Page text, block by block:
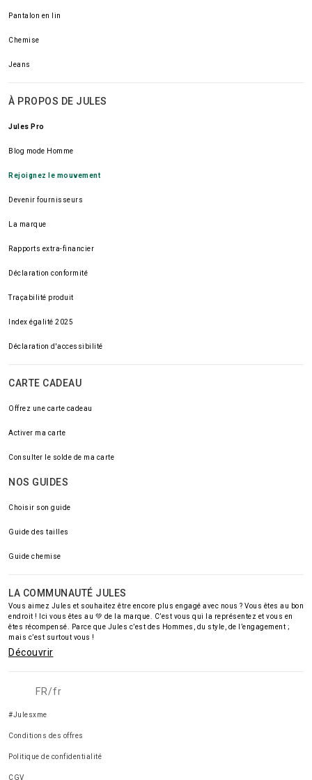
Pantalon en lin
Chemise
Jeans
À PROPOS DE JULES
Jules Pro
Blog mode Homme
Rejoignez le mouvement
Devenir fournisseurs
La marque
Rapports extra-financier
Déclaration conformité
Traçabilité produit
Index égalité 2025
Déclaration d'accessibilité
CARTE CADEAU
Offrez une carte cadeau
Activer ma carte
Consulter le solde de ma carte
NOS GUIDES
Choisir son guide
Guide des tailles
Guide chemise
LA COMMUNAUTÉ JULES
Vous aimez Jules et souhaitez être encore plus engagé avec nous ? Vous êtes au bon
endroit ! Ici vous êtes au 💚 de la marque. C’est vous qui la représentez et vous en
êtes récompensé. Parce que Jules c’est des Hommes, du style, de l’engagement ;
mais c’est surtout vous !
Découvrir
FR/fr
#Julesxme
Conditions des offres
Politique de confidentialité
CGV